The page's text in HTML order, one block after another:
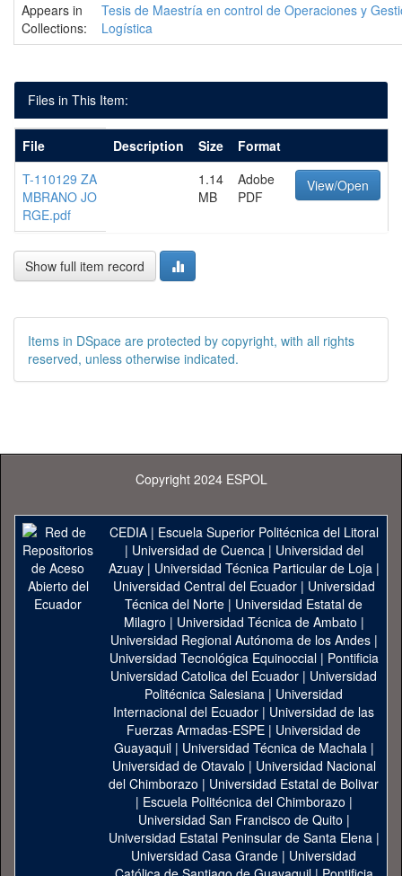
Appears in
Collections:
Tesis de Maestría en control de Operaciones y
Logística
Files in This Item:
File Description Size
Format
T-110129 ZA
MBRANO JO
RGE.pdf
1.14
MB
Adobe
PDF
View/Open
Show full item record
Items in DSpace are protected by copyright, with all rights
reserved, unless otherwise indicated.
Copyright 2024 ESPOL
CEDIA| Escuela Superior Politécnica del Litoral
| Universidad de Cuenca| Universidad del
Azuay| Universidad Técnica Particular de Loja|
Universidad Central del Ecuador| Universidad
Técnica del Norte | Universidad Estatal de
Milagro | Universidad Técnica de Ambato |
Universidad Regional Autónoma de los Andes|
Universidad Tecnológica Equinoccial| Pontificia
Universidad Catolica del Ecuador | Universidad
Politécnica Salesiana | Universidad
Internacional del Ecuador | Universidad de las
Fuerzas Armadas-ESPE | Universidad de
Guayaquil| Universidad Técnica de Machala|
Universidad de Otavalo | Universidad Nacional
del Chimborazo | Universidad Estatal de Bolivar
| Escuela Politécnica del Chimborazo |
Universidad San Francisco de Quito |
Universidad Estatal Peninsular de Santa Elena|
Universidad Casa Grande | Universidad